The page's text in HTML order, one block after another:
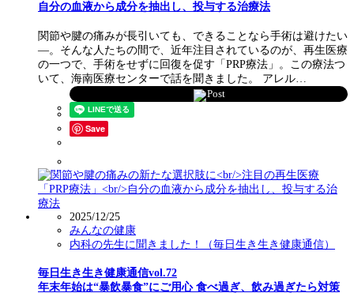
自分の血液から成分を抽出し、投与する治療法
関節や腱の痛みが長引いても、できることなら手術は避けたい
―。そんな人たちの間で、近年注目されているのが、再生医療
の一つで、手術をせずに回復を促す「PRP療法」。この療法つ
いて、海南医療センターで話を聞きました。 アレル…
Post
Save
2025/12/25
みんなの健康
内科の先生に聞きました！（毎日生き生き健康通信）
毎日生き生き健康通信vol.72
年末年始は“暴飲暴食”にご用心 食べ過ぎ、飲み過ぎたら対策